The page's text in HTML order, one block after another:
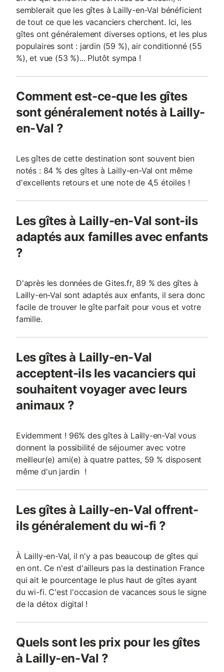
semblerait que les gîtes à Lailly-en-Val bénéficient
de tout ce que les vacanciers cherchent. Ici, les
gîtes ont généralement diverses options, et les plus
populaires sont : jardin (59 %), air conditionné (55
%), et vue (53 %)... Plutôt sympa !
Comment est-ce-que les gîtes
sont généralement notés à Lailly-
en-Val ?
Les gîtes de cette destination sont souvent bien
notés : 84 % des gîtes à Lailly-en-Val ont même
d'excellents retours et une note de 4,5 étoiles !
Les gîtes à Lailly-en-Val sont-ils
adaptés aux familles avec enfants
?
D'après les données de Gites.fr, 89 % des gîtes à
Lailly-en-Val sont adaptés aux enfants, il sera donc
facile de trouver le gîte parfait pour vous et votre
famille.
Les gîtes à Lailly-en-Val
acceptent-ils les vacanciers qui
souhaitent voyager avec leurs
animaux ?
Evidemment ! 96% des gîtes à Lailly-en-Val vous
donnent la possibilité de séjourner avec votre
meilleur(e) ami(e) à quatre pattes, 59 % disposent
même d'un jardin !
Les gîtes à Lailly-en-Val offrent-
ils généralement du wi-fi ?
À Lailly-en-Val, il n'y a pas beaucoup de gîtes qui
en ont. Ce n'est d'ailleurs pas la destination France
qui ait le pourcentage le plus haut de gîtes ayant
du wi-fi. C'est l'occasion de vacances sous le signe
de la détox digital !
Quels sont les prix pour les gîtes
à Lailly-en-Val ?